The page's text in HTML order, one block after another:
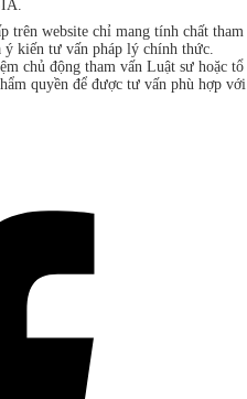
trên website chỉ mang tính chất tham
kiến tư vấn pháp lý chính thức.
chủ động tham vấn Luật sư hoặc tổ
quyền để được tư vấn phù hợp với